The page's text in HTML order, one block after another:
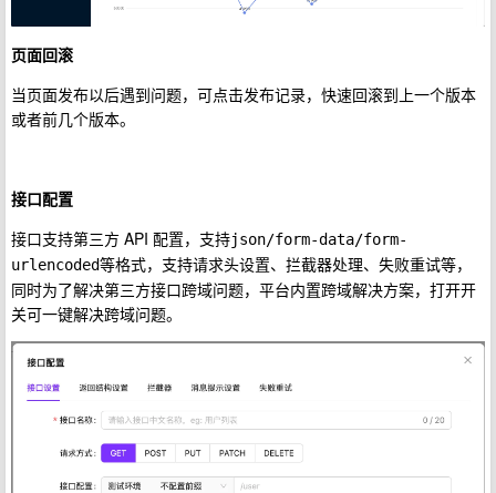
页面回滚
当页面发布以后遇到问题，可点击发布记录，快速回滚到上一个版本
或者前几个版本。
接口配置
接口支持第三方 API 配置，支持json/form-data/form-
urlencoded等格式，支持请求头设置、拦截器处理、失败重试等，
同时为了解决第三方接口跨域问题，平台内置跨域解决方案，打开开
关可一键解决跨域问题。